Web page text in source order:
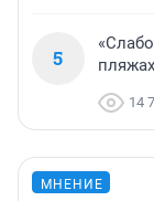
5
14
МНЕНИЕ